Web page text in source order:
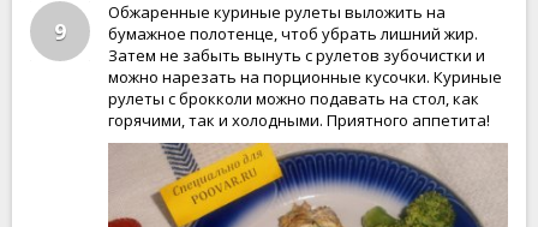
9
Обжаренные куриные рулеты выложить на
бумажное полотенце, чтоб убрать лишний жир.
Затем не забыть вынуть с рулетов зубочистки и
можно нарезать на порционные кусочки. Куриные
рулеты с брокколи можно подавать на стол, как
горячими, так и холодными. Приятного аппетита!